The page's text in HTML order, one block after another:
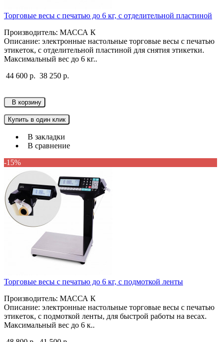
Торговые весы с печатью до 6 кг, с отделительной пластиной
Производитель: МАССА К
Описание: электронные настольные торговые весы с печатью
этикеток, с отделительной пластиной для снятия этикетки.
Максимальный вес до 6 кг..
44 600 р. 38 250 р.
В корзину
Купить в один клик
В закладки
В сравнение
-15%
Торговые весы с печатью до 6 кг, с подмоткой ленты
Производитель: МАССА К
Описание: электронные настольные торговые весы с печатью
этикеток, с подмоткой ленты, для быстрой работы на весах.
Максимальный вес до 6 к..